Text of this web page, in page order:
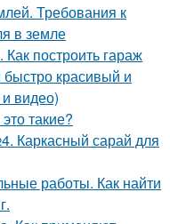
Требования к
в земле
построить гараж
красивый и
видео)
такие?
Каркасный сарай для
работы. Как найти